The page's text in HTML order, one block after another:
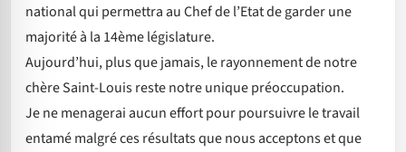
national qui permettra au Chef de l’Etat de garder une
majorité à la 14ème législature.
Aujourd’hui, plus que jamais, le rayonnement de notre
chère Saint-Louis reste notre unique préoccupation.
Je ne menagerai aucun effort pour poursuivre le travail
entamé malgré ces résultats que nous acceptons et que